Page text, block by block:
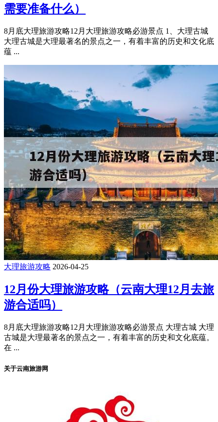
需要准备什么）
8月底大理旅游攻略12月大理旅游攻略必游景点 1、大理古城
大理古城是大理最著名的景点之一，有着丰富的历史和文化底
蕴 ...
大理旅游攻略 2026-04-25
12月份大理旅游攻略（云南大理12月去旅
游合适吗）
8月底大理旅游攻略12月大理旅游攻略必游景点 大理古城 大理
古城是大理最著名的景点之一，有着丰富的历史和文化底蕴。
在 ...
关于云南旅游网